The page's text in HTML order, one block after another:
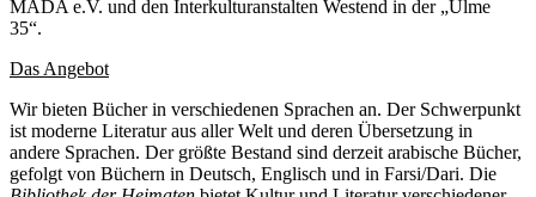
MADA e.V. und den Interkulturanstalten Westend in der „Ulme
35“.
Das Angebot
Wir bieten Bücher in verschiedenen Sprachen an. Der Schwerpunkt
ist moderne Literatur aus aller Welt und deren Übersetzung in
andere Sprachen. Der größte Bestand sind derzeit arabische Bücher,
gefolgt von Büchern in Deutsch, Englisch und in Farsi/Dari. Die